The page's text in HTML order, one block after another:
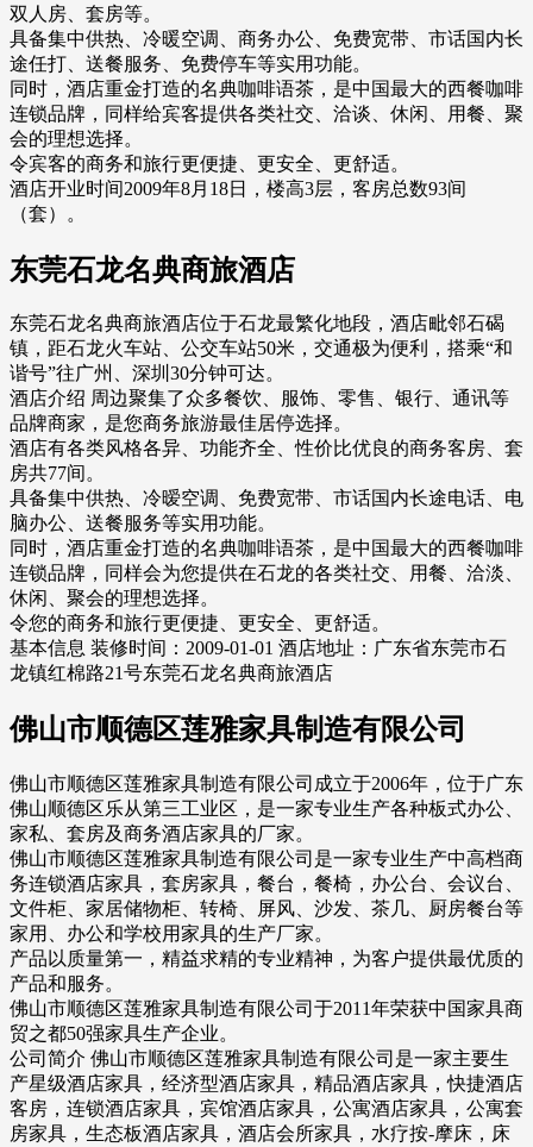
双人房、套房等。
具备集中供热、冷暖空调、商务办公、免费宽带、市话国内长
途任打、送餐服务、免费停车等实用功能。
同时，酒店重金打造的名典咖啡语茶，是中国最大的西餐咖啡
连锁品牌，同样给宾客提供各类社交、洽谈、休闲、用餐、聚
会的理想选择。
令宾客的商务和旅行更便捷、更安全、更舒适。
酒店开业时间2009年8月18日，楼高3层，客房总数93间
（套）。
东莞石龙名典商旅酒店
东莞石龙名典商旅酒店位于石龙最繁化地段，酒店毗邻石碣
镇，距石龙火车站、公交车站50米，交通极为便利，搭乘“和
谐号”往广州、深圳30分钟可达。
酒店介绍 周边聚集了众多餐饮、服饰、零售、银行、通讯等
品牌商家，是您商务旅游最佳居停选择。
酒店有各类风格各异、功能齐全、性价比优良的商务客房、套
房共77间。
具备集中供热、冷暧空调、免费宽带、市话国内长途电话、电
脑办公、送餐服务等实用功能。
同时，酒店重金打造的名典咖啡语茶，是中国最大的西餐咖啡
连锁品牌，同样会为您提供在石龙的各类社交、用餐、洽淡、
休闲、聚会的理想选择。
令您的商务和旅行更便捷、更安全、更舒适。
基本信息 装修时间：2009-01-01 酒店地址：广东省东莞市石
龙镇红棉路21号东莞石龙名典商旅酒店
佛山市顺德区莲雅家具制造有限公司
佛山市顺德区莲雅家具制造有限公司成立于2006年，位于广东
佛山顺德区乐从第三工业区，是一家专业生产各种板式办公、
家私、套房及商务酒店家具的厂家。
佛山市顺德区莲雅家具制造有限公司是一家专业生产中高档商
务连锁酒店家具，套房家具，餐台，餐椅，办公台、会议台、
文件柜、家居储物柜、转椅、屏风、沙发、茶几、厨房餐台等
家用、办公和学校用家具的生产厂家。
产品以质量第一，精益求精的专业精神，为客户提供最优质的
产品和服务。
佛山市顺德区莲雅家具制造有限公司于2011年荣获中国家具商
贸之都50强家具生产企业。
公司简介 佛山市顺德区莲雅家具制造有限公司是一家主要生
产星级酒店家具，经济型酒店家具，精品酒店家具，快捷酒店
客房，连锁酒店家具，宾馆酒店家具，公寓酒店家具，公寓套
房家具，生态板酒店家具，酒店会所家具，水疗按-摩床，床